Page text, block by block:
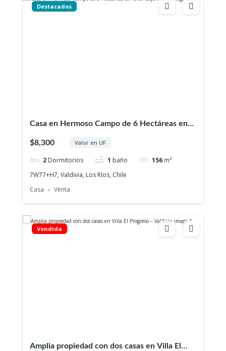
Destacados
Casa en Hermoso Campo de 6 Hectáreas en
$8,300
Valor en UF
2 Dormitorios 1 baño 156 m²
7W77+H7, Valdivia, Los Ríos, Chile
Casa
Venta
Vendida
Amplia propiedad con dos casas en Villa El